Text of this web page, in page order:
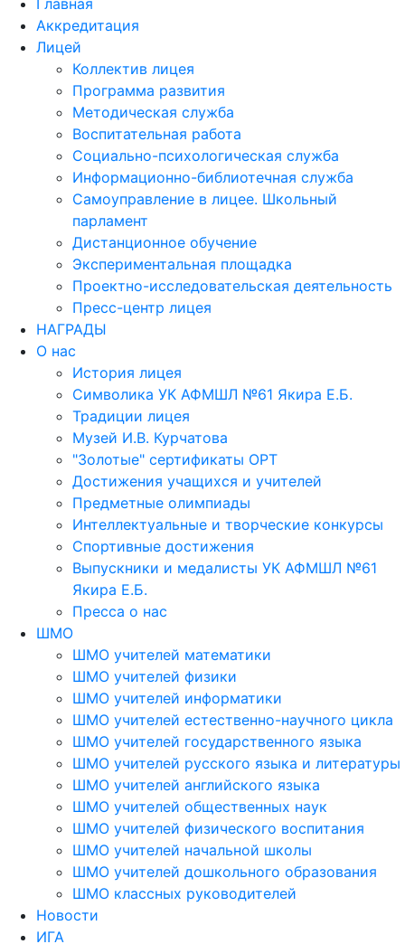
Главная
Аккредитация
Лицей
Коллектив лицея
Программа развития
Методическая служба
Воспитательная работа
Социально-психологическая служба
Информационно-библиотечная служба
Самоуправление в лицее. Школьный
парламент
Дистанционное обучение
Экспериментальная площадка
Проектно-исследовательская деятельность
Пресс-центр лицея
НАГРАДЫ
О нас
История лицея
Символика УК АФМШЛ №61 Якира Е.Б.
Традиции лицея
Музей И.В. Курчатова
"Золотые" сертификаты ОРТ
Достижения учащихся и учителей
Предметные олимпиады
Интеллектуальные и творческие конкурсы
Спортивные достижения
Выпускники и медалисты УК АФМШЛ №61
Якира Е.Б.
Пресса о нас
ШМО
ШМО учителей математики
ШМО учителей физики
ШМО учителей информатики
ШМО учителей естественно-научного цикла
ШМО учителей государственного языка
ШМО учителей русского языка и литературы
ШМО учителей английского языка
ШМО учителей общественных наук
ШМО учителей физического воспитания
ШМО учителей начальной школы
ШМО учителей дошкольного образования
ШМО классных руководителей
Новости
ИГА